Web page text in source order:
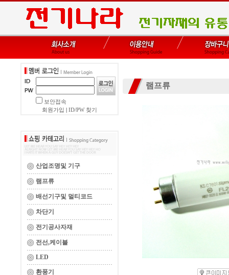
보안접속
회원가입
ID/PW 찾기
산업조명및 기구
램프류
배선기구및 멀티코드
차단기
전기공사자재
전선,케이블
LED
환풍기
램프류